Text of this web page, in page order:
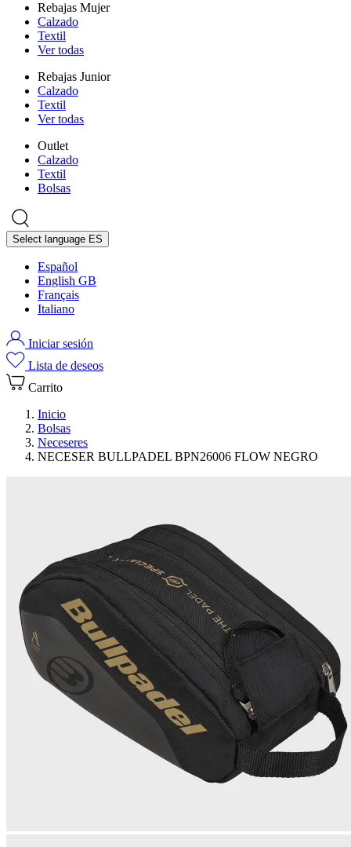
Rebajas Mujer
Calzado
Textil
Ver todas
Rebajas Junior
Calzado
Textil
Ver todas
Outlet
Calzado
Textil
Bolsas
Select language ES
Español
English GB
Français
Italiano
Iniciar sesión
Lista de deseos
Carrito
Inicio
Bolsas
Neceseres
NECESER BULLPADEL BPN26006 FLOW NEGRO